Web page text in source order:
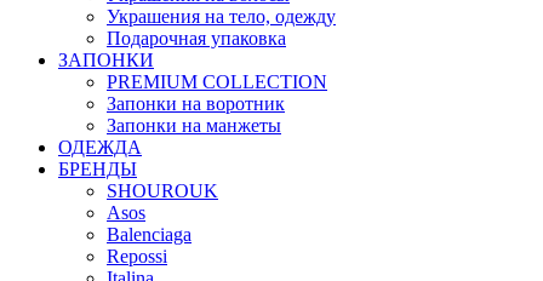
Украшения на тело, одежду
Подарочная упаковка
ЗАПОНКИ
PREMIUM COLLECTION
Запонки на воротник
Запонки на манжеты
ОДЕЖДА
БРЕНДЫ
SHOUROUK
Asos
Balenciaga
Repossi